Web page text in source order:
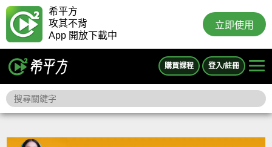
希平方
攻其不背
App 開放下載中
立即使用
購買課程 登入/註冊